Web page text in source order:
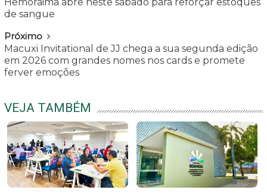
de sangue
Próximo
Macuxi Invitational de JJ chega a sua segunda edição
em 2026 com grandes nomes nos cards e promete
ferver emoções
VEJA TAMBÉM